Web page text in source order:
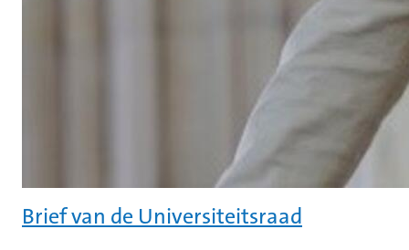
Brief van de Universiteitsraad